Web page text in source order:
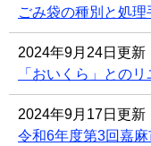
ごみ袋の種別と処理
2024年9月24日更新
「おいくら」との
2024年9月17日更新
令和6年度第3回嘉